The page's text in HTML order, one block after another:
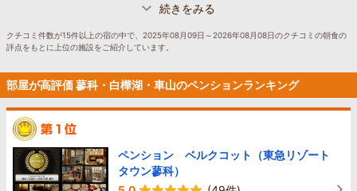
手を振ってくれたのが印象的でした。
当宿を基点とした 北横岳/双子山/蓼科山の周回登山 が出来ました！
（北八ヶ岳ロープウェー利用）
今回は時間の関係でオーナーお勧め「八子ヶ峰」に行けなかったので、
また別の季節に再訪したいと思います。ありがとうございました！
続きをみる
クチコミ件数が15件以上の宿の中で、2025年08月09日～2026年08月08日のクチコミの朝食の
評点をもとに上位の施設をご紹介しています。
部屋が高評価 蓼科・白樺湖・車山のペンションランキング
ペンション ベルクコット（東急リゾート
タウン蓼科）